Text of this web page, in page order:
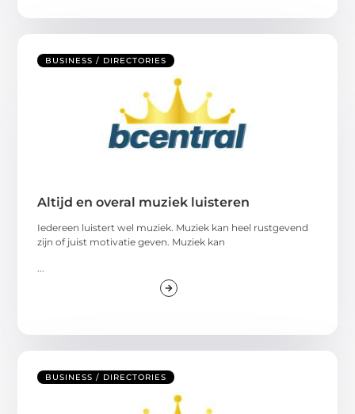
BUSINESS / DIRECTORIES
Altijd en overal muziek luisteren
Iedereen luistert wel muziek. Muziek kan heel rustgevend
zijn of juist motivatie geven. Muziek kan
BUSINESS / DIRECTORIES